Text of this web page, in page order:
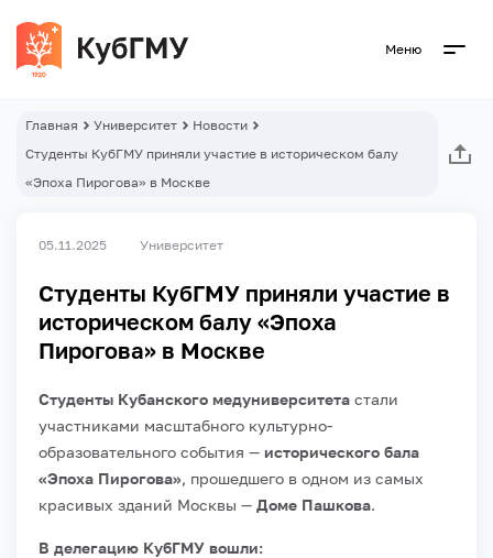
Меню
Главная Университет
Новости
Студенты КубГМУ приняли участие в историческом балу
«Эпоха Пирогова» в Москве
05.11.2025 Университет
Студенты КубГМУ приняли участие в
историческом балу «Эпоха
Пирогова» в Москве
Студенты Кубанского медуниверситета стали
участниками масштабного культурно-
образовательного события — исторического бала
«Эпоха Пирогова», прошедшего в одном из самых
красивых зданий Москвы — Доме Пашкова.
В делегацию КубГМУ вошли: